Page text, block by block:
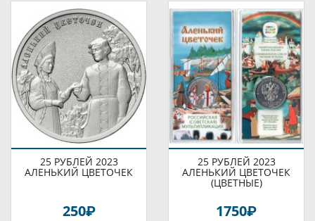
25 РУБЛЕЙ 2023
АЛЕНЬКИЙ ЦВЕТОЧЕК
250P
25 РУБЛЕЙ 2023
АЛЕНЬКИЙ ЦВЕТОЧЕК
(ЦВЕТНЫЕ)
1750P